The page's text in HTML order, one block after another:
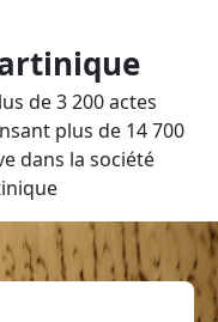
de 3 200 actes
plus de 14 700
dans la société